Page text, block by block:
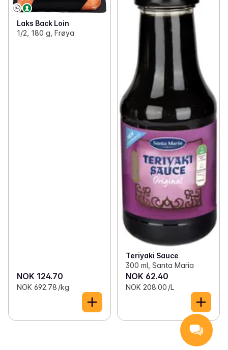
Laks Back Loin
1/2, 180 g, Frøya
NOK 124.70
NOK 692.78 /kg
Teriyaki Sauce
300 ml, Santa Maria
NOK 62.40
NOK 208.00 /L